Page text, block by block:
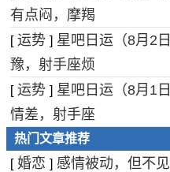
有点闷，摩羯
[ 运势 ] 星吧日运（8月2
豫，射手座烦
[ 运势 ] 星吧日运（8月1
情差，射手座
热门文章推荐
[ 婚恋 ] 感情被动，但不